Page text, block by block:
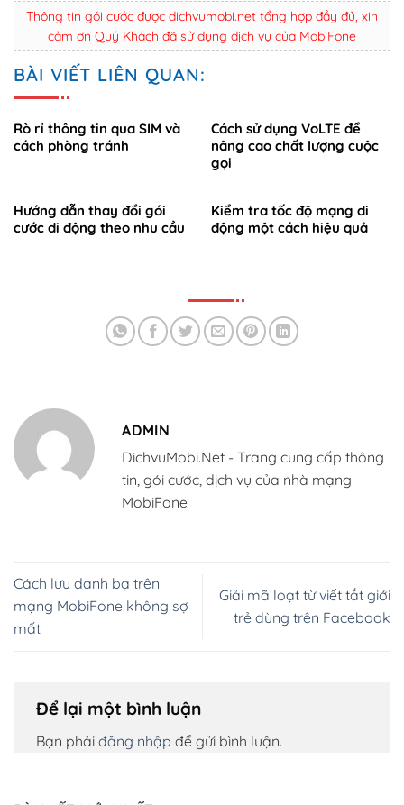
Thông tin gói cước được dichvumobi.net tổng hợp đầy đủ, xin
cảm ơn Quý Khách đã sử dụng dịch vụ của MobiFone
BÀI VIẾT LIÊN QUAN:
Rò rỉ thông tin qua SIM và
cách phòng tránh
Cách sử dụng VoLTE để
nâng cao chất lượng cuộc
gọi
Hướng dẫn thay đổi gói
cước di động theo nhu cầu
Kiểm tra tốc độ mạng di
động một cách hiệu quả
ADMIN
DichvuMobi.Net - Trang cung cấp thông
tin, gói cước, dịch vụ của nhà mạng
MobiFone
Cách lưu danh bạ trên
mạng MobiFone không sợ
mất
Giải mã loạt từ viết tắt giới
trẻ dùng trên Facebook
Để lại một bình luận
Bạn phải đăng nhập để gửi bình luận.